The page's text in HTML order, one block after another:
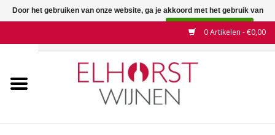
0 Artikelen - €0,00
Wijnen
Door het gebruiken van onze website, ga je akkoord met het gebruik van